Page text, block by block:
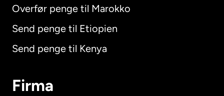
Overfør penge til Marokko
Send penge til Etiopien
Send penge til Kenya
Firma